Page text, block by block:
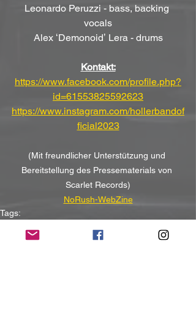
Leonardo Peruzzi - bass, backing
vocals
Alex ʻDemonoidʼ Lera - drums
Kontakt:
https://www.facebook.com/profile.php?
id=61553825592623
https://www.instagram.com/hollerbandof
ficial2023
(Mit freundlicher Unterstützung und
Bereitstellung des Pressematerials von
Scarlet Records)
NoRush-WebZine
Tags: